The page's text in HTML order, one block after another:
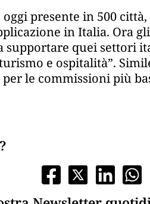
presente in 500
in Italia. Ora
supportare quei settori
e ospitalità”.
le commissioni più